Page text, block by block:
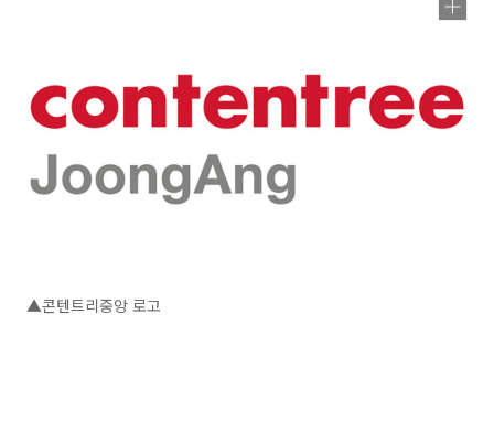
▲콘텐트리중앙 로고